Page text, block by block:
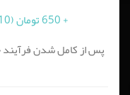
+ 650 تومان (10 درصد مالیات بر ارزش افزوده)
پس از کامل شدن فرآیند